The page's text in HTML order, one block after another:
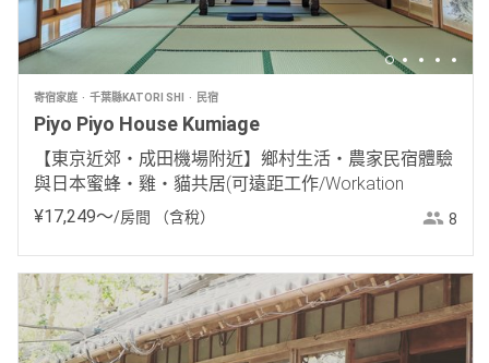
寄宿家庭 千葉縣KATORI SHI 民宿
Piyo Piyo House Kumiage
【東京近郊・成田機場附近】鄉村生活・農家民宿體驗
與日本蜜蜂・雞・貓共居(可遠距工作/Workation
¥17,249〜/房間 （含稅） 8